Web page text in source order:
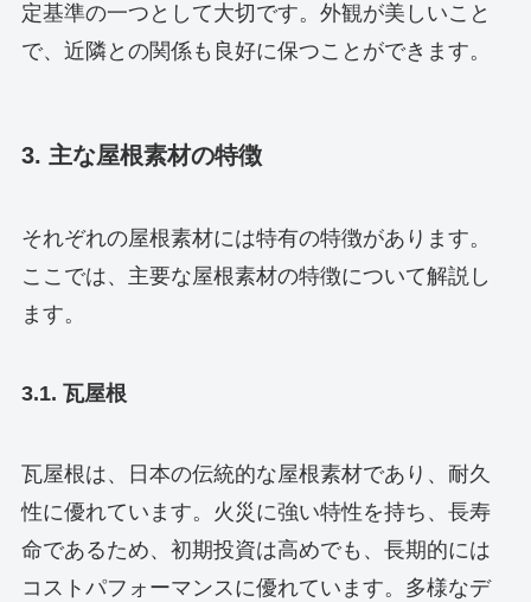
定基準の一つとして大切です。外観が美しいこと
で、近隣との関係も良好に保つことができます。
3. 主な屋根素材の特徴
それぞれの屋根素材には特有の特徴があります。
ここでは、主要な屋根素材の特徴について解説し
ます。
3.1. 瓦屋根
瓦屋根は、日本の伝統的な屋根素材であり、耐久
性に優れています。火災に強い特性を持ち、長寿
命であるため、初期投資は高めでも、長期的には
コストパフォーマンスに優れています。多様なデ